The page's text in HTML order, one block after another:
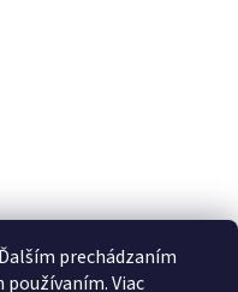
prechádzaním
Viac